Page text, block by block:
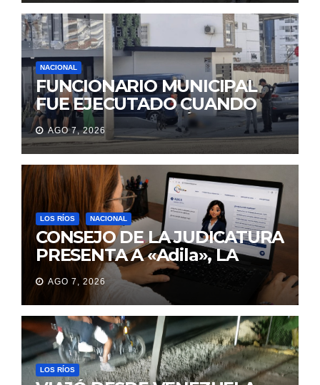
NACIONAL
FUNCIONARIO MUNICIPAL
FUE EJECUTADO CUANDO
IBA A UNA REUNIÓN DE
TRABAJO EN MANTA
AGO 7, 2026
LOS RÍOS NACIONAL
CONSEJO DE LA JUDICATURA
PRESENTA A «Adila», LA
ASISTENTE VIRTUAL QUE
ORIENTA A LA CIUDADANÍA
SOBRE TRÁMITES
JUDICIALES
AGO 7, 2026
LOS RÍOS